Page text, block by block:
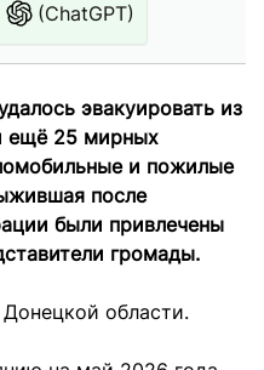
(ChatGPT)
эвакуировать из
ещё 25 мирных
и пожилые
после
были привлечены
громады.
области.